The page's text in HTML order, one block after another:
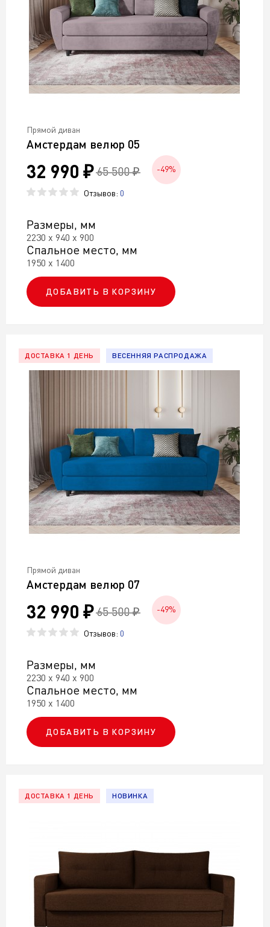
Прямой диван
Амстердам велюр 05
32 990 ₽ 65 500 ₽ -49%
Отзывов: 0
Размеры, мм
2230 х 940 х 900
Спальное место, мм
1950 х 1400
ДОБАВИТЬ В КОРЗИНУ
Прямой диван
Амстердам велюр 07
32 990 ₽ 65 500 ₽ -49%
Отзывов: 0
Размеры, мм
2230 х 940 х 900
Спальное место, мм
1950 х 1400
ДОБАВИТЬ В КОРЗИНУ
ДОСТАВКА 1 ДЕНЬ ВЕСЕННЯЯ РАСПРОДАЖА
ДОСТАВКА 1 ДЕНЬ НОВИНКА